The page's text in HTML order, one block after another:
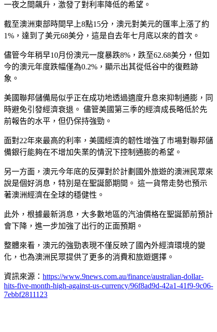
一夜之間飆升，激發了對利率降低的希望。
截至澳洲東部時間早上8點15分，澳元對美元的匯率上漲了約
1%，達到了美元68美分，這是自去年七月底以來的首次。
儘管今年稍早10月份澳元一度暴跌8%，跌至62.68美分，但如
今的澳元年度跌幅僅為0.2%，顯示出其從低谷中的復甦跡
象。
美國聯邦儲備局似乎正在成功地透過適度升息來抑制通膨，同
時避免引發經濟衰退。 儘管美國第三季的經濟成長略低於先
前報告的水平，但仍保持強勁。
面對22年來最高的利率，美國經濟的韌性增強了市場對聯邦儲
備銀行能夠在不增加失業的情況下控制通膨的希望。
另一方面，澳元今年底的反彈對於計劃國外旅遊的澳洲民眾來
說是個好消息，特別是在聖誕節期間。 這一貨幣走勢也預示
著澳洲經濟在全球的穩健性。
此外，根據最新消息，大多數地區的汽油價格在聖誕節前預計
會下降，進一步加強了出行的正面預期。
整體來看，澳元的強勁表現不僅反映了國內外經濟環境的變
化，也為澳洲民眾提供了更多的消費和旅遊選擇。
資訊來源： https://www.9news.com.au/finance/australian-dollar-
hits-five-month-high-against-us-currency/96f8ad9d-42a1-41f9-9c06-
7ebbf2811123